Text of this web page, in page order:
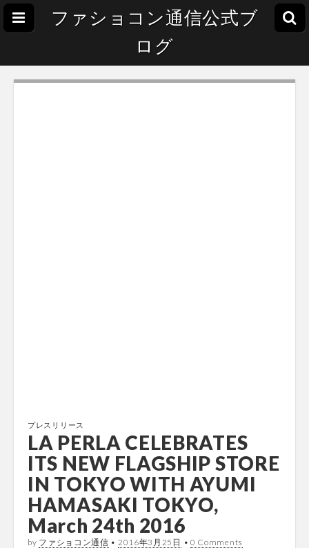
ファショコン通信公式ブ
ログ
プレスリリース
LA PERLA CELEBRATES
ITS NEW FLAGSHIP STORE
IN TOKYO WITH AYUMI
HAMASAKI TOKYO,
March 24th 2016
by ファショコン通信 • 2016年3月25日 • 0 Comments